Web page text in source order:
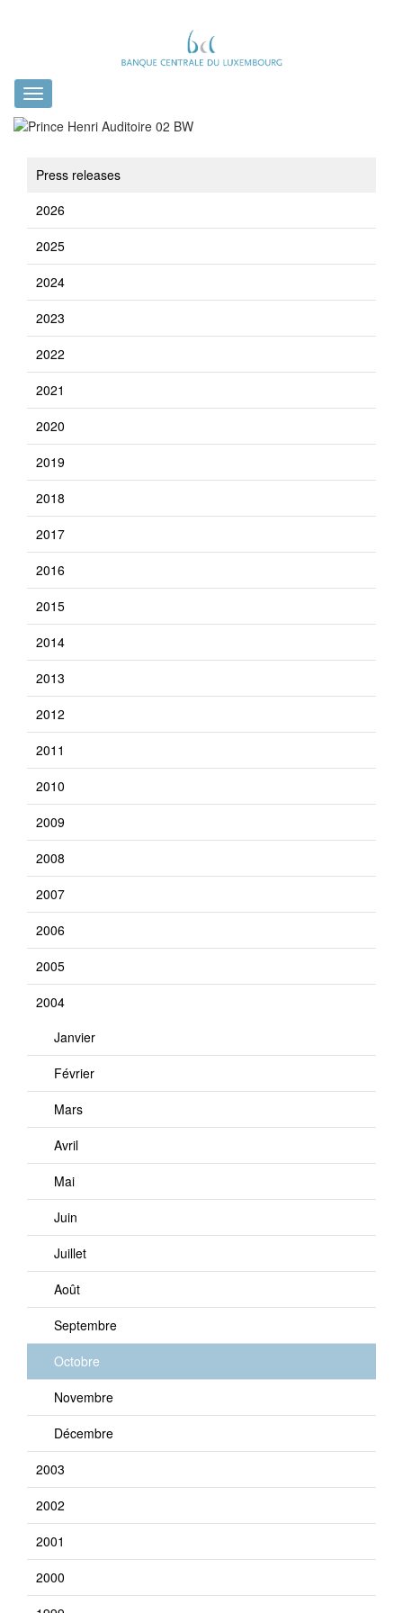
Toggle
navigation
Press releases
2026
2025
2024
2023
2022
2021
2020
2019
2018
2017
2016
2015
2014
2013
2012
2011
2010
2009
2008
2007
2006
2005
2004
Janvier
Février
Mars
Avril
Mai
Juin
Juillet
Août
Septembre
Octobre
Novembre
Décembre
2003
2002
2001
2000